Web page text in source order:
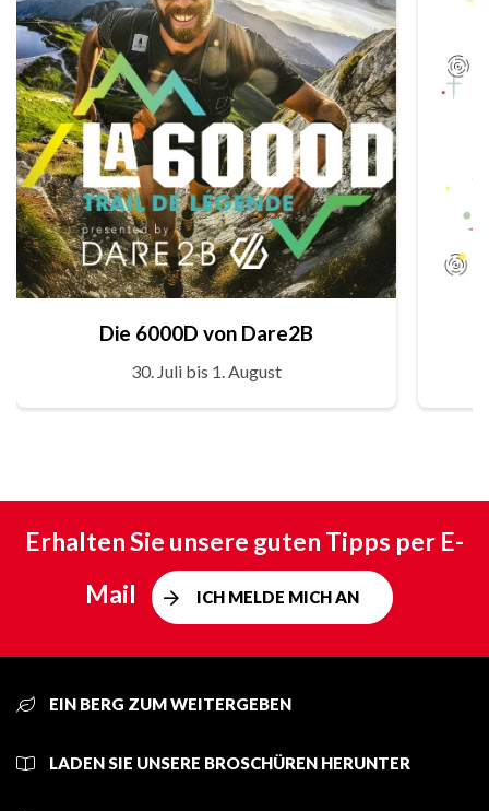
Die 6000D von Dare2B
30. Juli bis 1. August
Erhalten Sie unsere guten Tipps per E-
Mail
ICH MELDE MICH AN
EIN BERG ZUM WEITERGEBEN
LADEN SIE UNSERE BROSCHÜREN HERUNTER